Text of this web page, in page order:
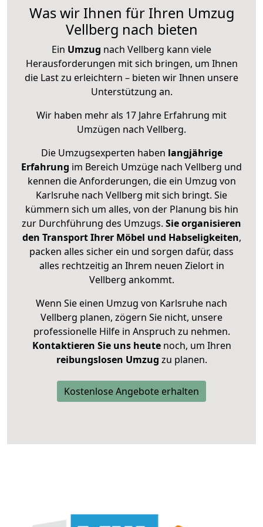
Was wir Ihnen für Ihren Umzug
Vellberg nach bieten
Ein Umzug nach Vellberg kann viele
Herausforderungen mit sich bringen, um Ihnen
die Last zu erleichtern – bieten wir Ihnen unsere
Unterstützung an.
Wir haben mehr als 17 Jahre Erfahrung mit
Umzügen nach Vellberg.
Die Umzugsexperten haben langjährige
Erfahrung im Bereich Umzüge nach Vellberg und
kennen die Anforderungen, die ein Umzug von
Karlsruhe nach Vellberg mit sich bringt. Sie
kümmern sich um alles, von der Planung bis hin
zur Durchführung des Umzugs. Sie organisieren
den Transport Ihrer Möbel und Habseligkeiten,
packen alles sicher ein und sorgen dafür, dass
alles rechtzeitig an Ihrem neuen Zielort in
Vellberg ankommt.
Wenn Sie einen Umzug von Karlsruhe nach
Vellberg planen, zögern Sie nicht, unsere
professionelle Hilfe in Anspruch zu nehmen.
Kontaktieren Sie uns heutenoch, um Ihren
reibungslosen Umzug zu planen.
Kostenlose Angebote erhalten